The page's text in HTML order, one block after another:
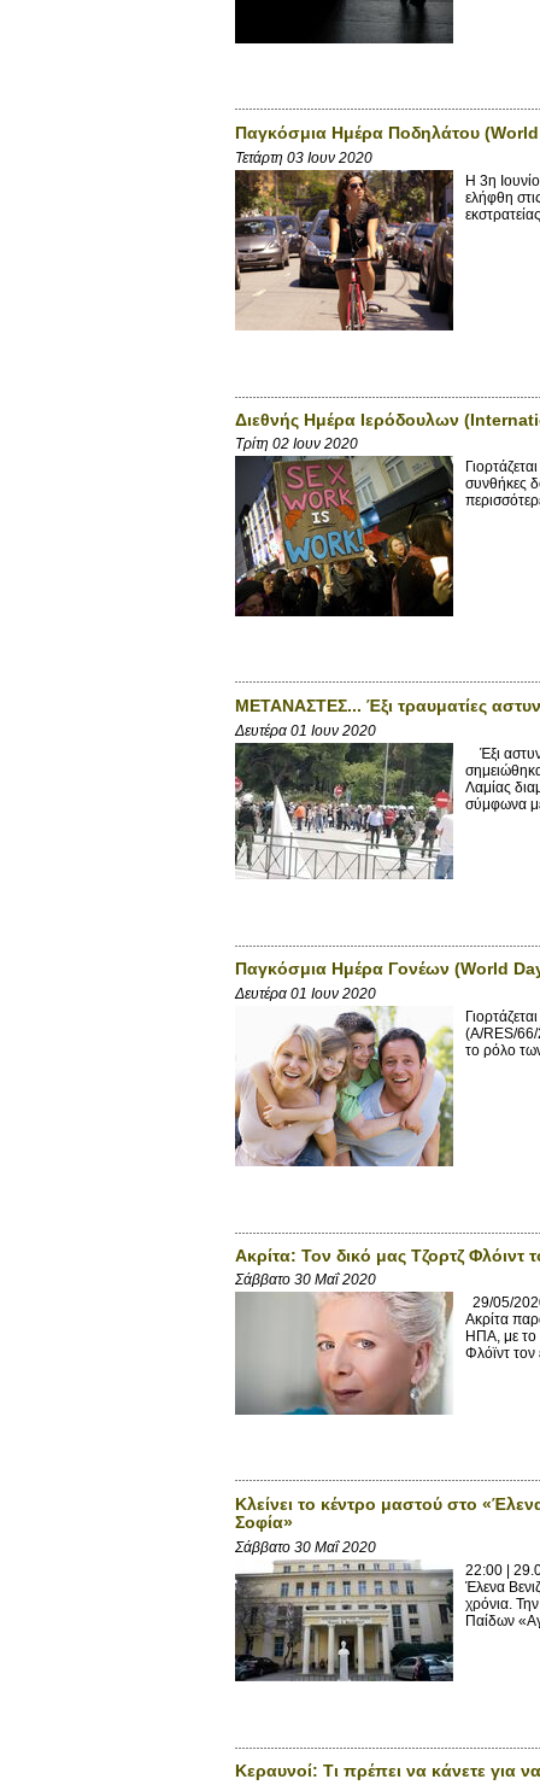
Παγκόσμια Ημέρα Ποδηλάτου
Τετάρτη 03 Ιουν 2020
H 3η
ελήφθη
Διεθνής Ημέρα Ιερόδουλων
Τρίτη 02 Ιουν 2020
συνθήκες
ΜΕΤΑΝΑΣΤΕΣ... Έξι τραυματίες
Δευτέρα 01 Ιουν 2020
Έξι
Λαμίας
σύμφωνα
Παγκόσμια Ημέρα Γονέων (World
Δευτέρα 01 Ιουν 2020
(A/RES/66/
το ρόλο
Ακρίτα: Τον δικό μας Τζορτζ
Σάββατο 30 Μαΐ 2020
29/05/
Ακρίτα
ΗΠΑ, με το
Φλόϊντ τον
Κλείνει το κέντρο μαστού στο
Σοφία»
Σάββατο 30 Μαΐ 2020
22:00 |
Έλενα
χρόνια.
Παίδων
Κεραυνοί: Τι πρέπει να κάνετε για